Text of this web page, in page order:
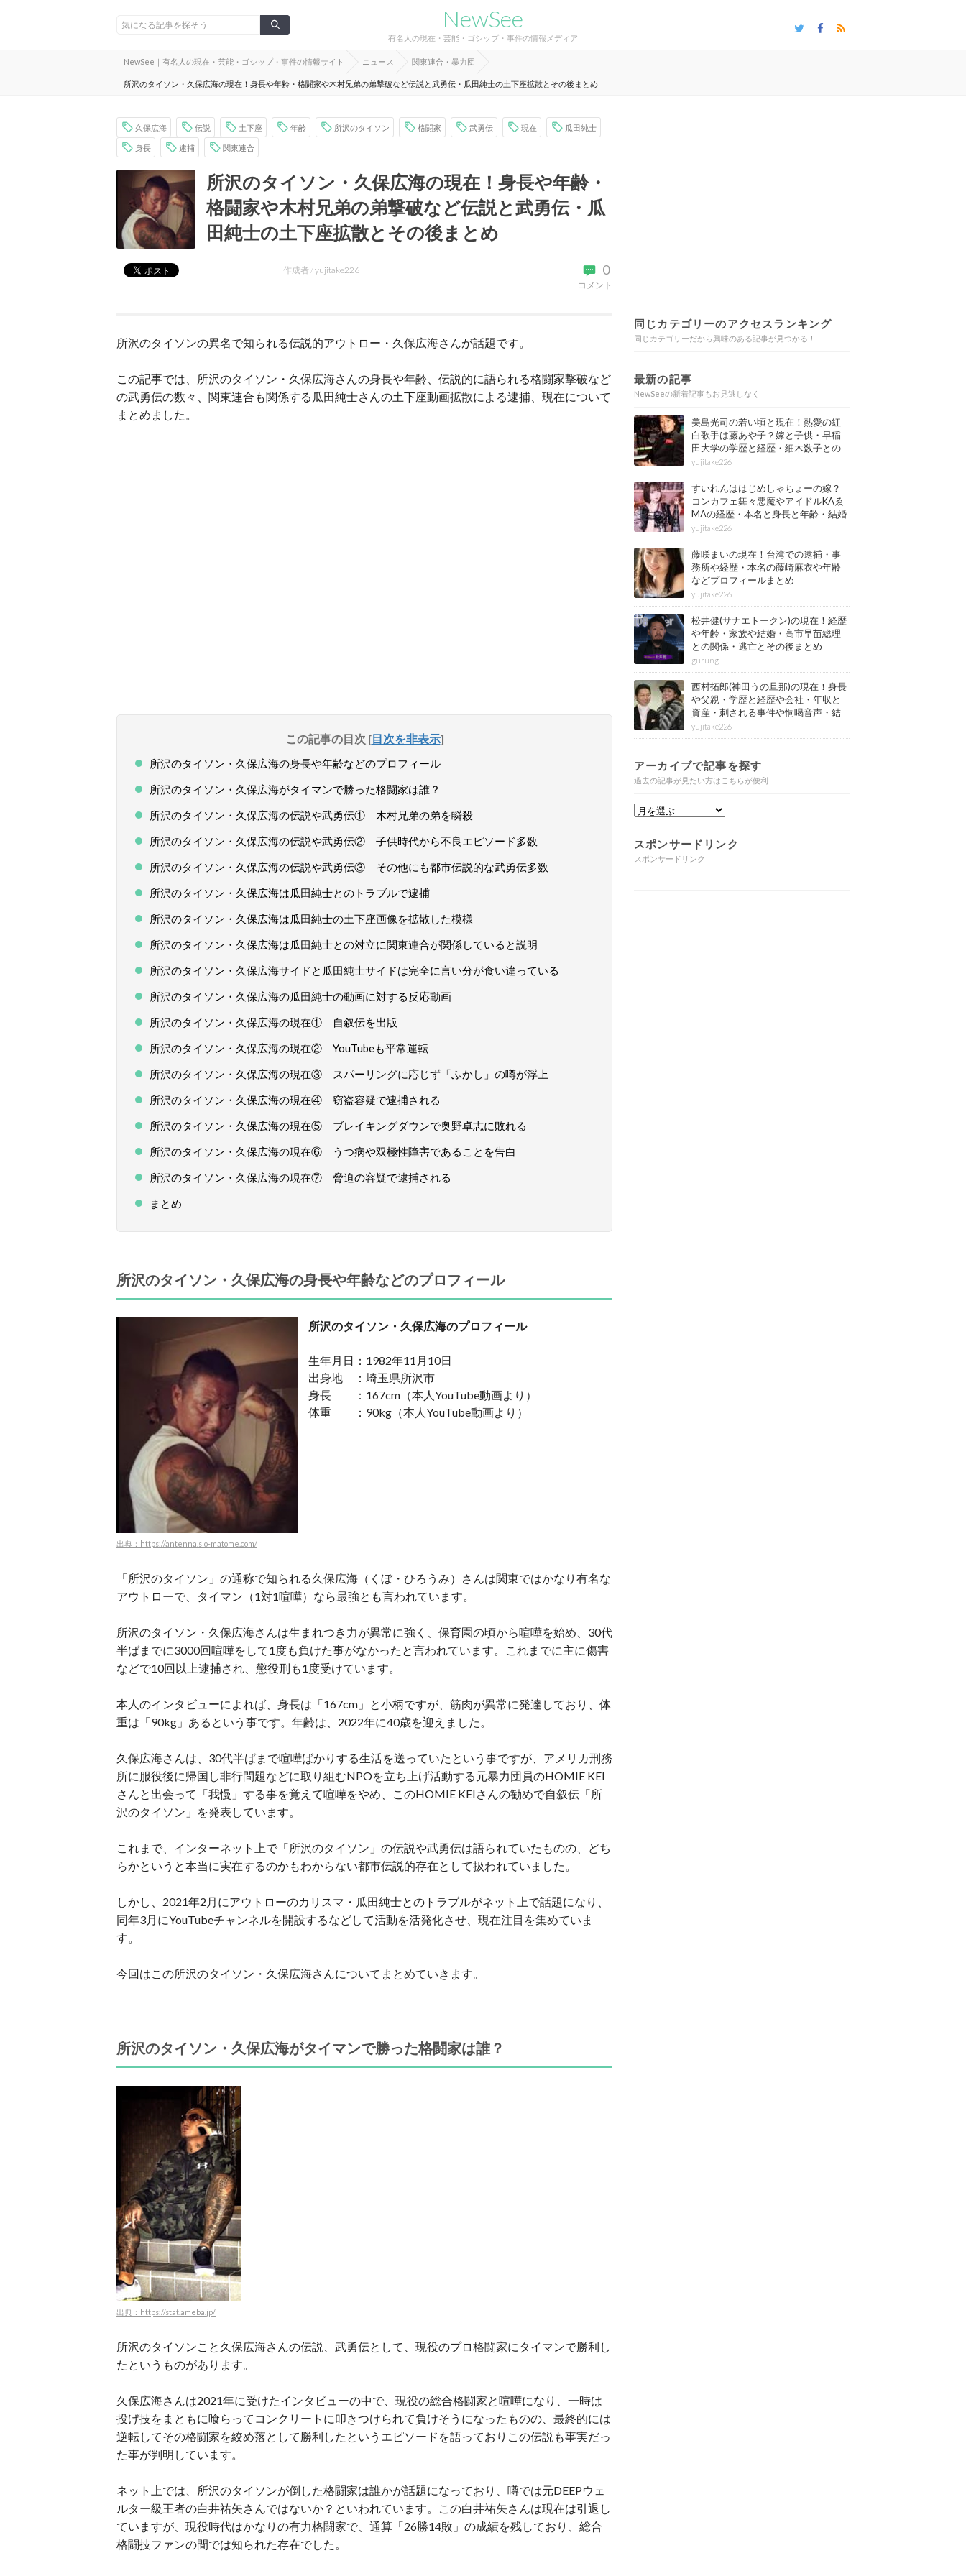
NewSee
有名人の現在・芸能・ゴシップ・事件の情報メディア
NewSee｜有名人の現在・芸能・ゴシップ・事件の情報サイト ニュース 関東連合・暴力団
所沢のタイソン・久保広海の現在！身長や年齢・格闘家や木村兄弟の弟撃破など伝説と武勇伝・瓜田純士の土下座拡散とその後まとめ
久保広海 伝説 土下座 年齢 所沢のタイソン 格闘家 武勇伝 現在 瓜田純士
身長 逮捕 関東連合
所沢のタイソン・久保広海の現在！身長や年齢・
格闘家や木村兄弟の弟撃破など伝説と武勇伝・瓜
田純士の土下座拡散とその後まとめ
0
コメント
作成者 /yujitake226
所沢のタイソンの異名で知られる伝説的アウトロー・久保広海さんが話題です。
この記事では、所沢のタイソン・久保広海さんの身長や年齢、伝説的に語られる格闘家撃破など
の武勇伝の数々、関東連合も関係する瓜田純士さんの土下座動画拡散による逮捕、現在について
まとめました。
この記事の目次 [目次を非表示]
所沢のタイソン・久保広海の身長や年齢などのプロフィール
所沢のタイソン・久保広海がタイマンで勝った格闘家は誰？
所沢のタイソン・久保広海の伝説や武勇伝① 木村兄弟の弟を瞬殺
所沢のタイソン・久保広海の伝説や武勇伝② 子供時代から不良エピソード多数
所沢のタイソン・久保広海の伝説や武勇伝③ その他にも都市伝説的な武勇伝多数
所沢のタイソン・久保広海は瓜田純士とのトラブルで逮捕
所沢のタイソン・久保広海は瓜田純士の土下座画像を拡散した模様
所沢のタイソン・久保広海は瓜田純士との対立に関東連合が関係していると説明
所沢のタイソン・久保広海サイドと瓜田純士サイドは完全に言い分が食い違っている
所沢のタイソン・久保広海の瓜田純士の動画に対する反応動画
所沢のタイソン・久保広海の現在① 自叙伝を出版
所沢のタイソン・久保広海の現在② YouTubeも平常運転
所沢のタイソン・久保広海の現在③ スパーリングに応じず「ふかし」の噂が浮上
所沢のタイソン・久保広海の現在④ 窃盗容疑で逮捕される
所沢のタイソン・久保広海の現在⑤ ブレイキングダウンで奥野卓志に敗れる
所沢のタイソン・久保広海の現在⑥ うつ病や双極性障害であることを告白
所沢のタイソン・久保広海の現在⑦ 脅迫の容疑で逮捕される
まとめ
所沢のタイソン・久保広海の身長や年齢などのプロフィール
出典：https://antenna.slo-matome.com/
所沢のタイソン・久保広海のプロフィール
生年月日：1982年11月10日
出身地 ：埼玉県所沢市
身長 ：167cm（本人YouTube動画より）
体重 ：90kg（本人YouTube動画より）
「所沢のタイソン」の通称で知られる久保広海（くぼ・ひろうみ）さんは関東ではかなり有名な
アウトローで、タイマン（1対1喧嘩）なら最強とも言われています。
所沢のタイソン・久保広海さんは生まれつき力が異常に強く、保育園の頃から喧嘩を始め、30代
半ばまでに3000回喧嘩をして1度も負けた事がなかったと言われています。これまでに主に傷害
などで10回以上逮捕され、懲役刑も1度受けています。
本人のインタビューによれば、身長は「167cm」と小柄ですが、筋肉が異常に発達しており、体
重は「90kg」あるという事です。年齢は、2022年に40歳を迎えました。
久保広海さんは、30代半ばまで喧嘩ばかりする生活を送っていたという事ですが、アメリカ刑務
所に服役後に帰国し非行問題などに取り組むNPOを立ち上げ活動する元暴力団員のHOMIE KEI
さんと出会って「我慢」する事を覚えて喧嘩をやめ、このHOMIE KEIさんの勧めで自叙伝「所
沢のタイソン」を発表しています。
これまで、インターネット上で「所沢のタイソン」の伝説や武勇伝は語られていたものの、どち
らかというと本当に実在するのかもわからない都市伝説的存在として扱われていました。
しかし、2021年2月にアウトローのカリスマ・瓜田純士とのトラブルがネット上で話題になり、
同年3月にYouTubeチャンネルを開設するなどして活動を活発化させ、現在注目を集めていま
す。
今回はこの所沢のタイソン・久保広海さんについてまとめていきます。
所沢のタイソン・久保広海がタイマンで勝った格闘家は誰？
出典：https://stat.ameba.jp/
所沢のタイソンこと久保広海さんの伝説、武勇伝として、現役のプロ格闘家にタイマンで勝利し
たというものがあります。
久保広海さんは2021年に受けたインタビューの中で、現役の総合格闘家と喧嘩になり、一時は
投げ技をまともに喰らってコンクリートに叩きつけられて負けそうになったものの、最終的には
逆転してその格闘家を絞め落として勝利したというエピソードを語っておりこの伝説も事実だっ
た事が判明しています。
ネット上では、所沢のタイソンが倒した格闘家は誰かが話題になっており、噂では元DEEPウェ
ルター級王者の白井祐矢さんではないか？といわれています。この白井祐矢さんは現在は引退し
ていますが、現役時代はかなりの有力格闘家で、通算「26勝14敗」の成績を残しており、総合
格闘技ファンの間では知られた存在でした。
同じカテゴリーのアクセスランキング
同じカテゴリーだから興味のある記事が見つかる！
最新の記事
NewSeeの新着記事もお見逃しなく
美島光司の若い頃と現在！熱愛の紅
白歌手は藤あや子？嫁と子供・早稲
田大学の学歴と経歴・細木数子との
確執もまとめ
yujitake226
すいれんははじめしゃちょーの嫁？
コンカフェ舞々悪魔やアイドルKAゑ
MAの経歴・本名と身長と年齢・結婚
情報もまとめ
yujitake226
藤咲まいの現在！台湾での逮捕・事
務所や経歴・本名の藤崎麻衣や年齢
などプロフィールまとめ
yujitake226
松井健(サナエトークン)の現在！経歴
や年齢・家族や結婚・高市早苗総理
との関係・逃亡とその後まとめ
gurung
西村拓郎(神田うの旦那)の現在！身長
や父親・学歴と経歴や会社・年収と
資産・刺される事件や恫喝音声・結
婚と子供や自宅・脳梗塞の病気もま
とめ
yujitake226
アーカイブで記事を探す
過去の記事が見たい方はこちらが便利
スポンサードリンク
スポンサードリンク